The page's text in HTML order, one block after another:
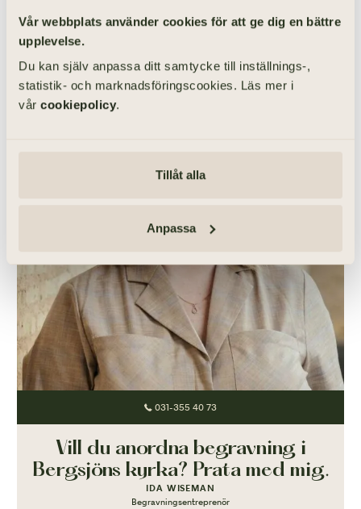
Vår webbplats använder cookies för att ge dig en bättre
upplevelse.
Du kan själv anpassa ditt samtycke till inställnings-,
statistik- och marknadsföringscookies. Läs mer i
vår cookiepolicy.
Tillåt alla
Anpassa
031-355 40 73
Vill du anordna begravning i
Bergsjöns kyrka? Prata med mig.
IDA WISEMAN
Begravningsentreprenör